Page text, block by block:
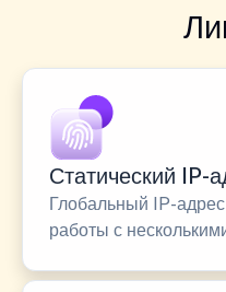
Статический IP-
Глобальный IP-адрес
работы с